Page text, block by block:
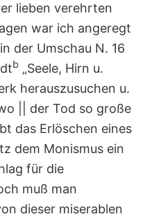
lieben verehrten
war ich angeregt
der Umschau N. 16
b„Seele, Hirn u.
herauszusuchen u.
|| der Tod so große
das Erlöschen eines
dem Monismus ein
für die
muß man
dieser miserablen